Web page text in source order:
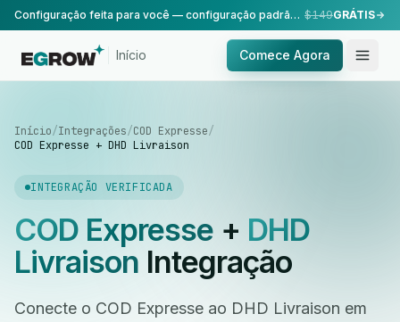
Configuração feita para você — configuração padrão, realizada pela nossa equipe. $149GRÁTIS
Início Comece Agora
Início/Integrações/COD Expresse/
COD Expresse + DHD Livraison
INTEGRAÇÃO VERIFICADA
COD Expresse+ DHD
Livraison Integração
Conecte o COD Expresse ao DHD Livraison em